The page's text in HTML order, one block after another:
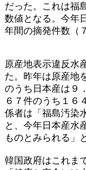
だった。これは福
数値となる。今年
年間の摘発件数（
原産地表示違反水
た。昨年は原産地
のうち日本産は９
６７件のうち１６
係者は「福島汚染
と、今年日本産水
ものとみられる」
韓国政府はこれま